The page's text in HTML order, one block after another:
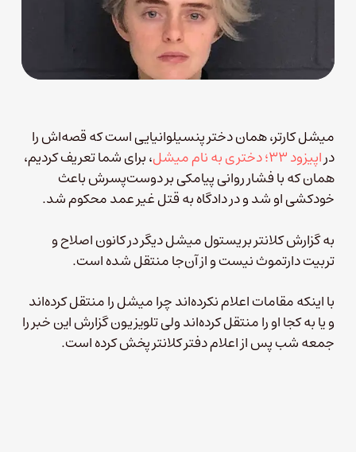
میشل کارتر، همان دختر پنسیلوانیایی است که قصه‌‌اش را
دراپیزود ۳۳؛ دختری به نام میشل
، برای شما تعریف کردیم،
همان که با فشار روانی پیامکی بر دوست‌پسرش باعث
خودکشی او شد و در دادگاه به قتل غیر عمد محکوم شد.
به گزارش کلانتر بریستول میشل دیگر در کانون اصلاح و
تربیت دارتموث نیست و از آن‌جا منتقل شده است.
با اینکه مقامات اعلام نکرده‌اند چرا میشل را منتقل کرده‌اند
و یا به کجا او را منتقل کرده‌اند ولی تلویزیون گزارش این خبر را
جمعه شب پس از اعلام دفتر کلانتر پخش کرده است.